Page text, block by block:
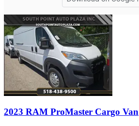
2023 RAM ProMaster Cargo Van